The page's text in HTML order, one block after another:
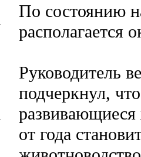
По состоянию
располагается
Руководитель
подчеркнул,
развивающиеся
от года